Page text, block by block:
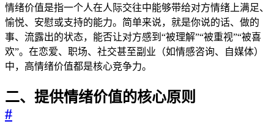
情绪价值是指一个人在人际交往中能够带给对方情绪上满足、
愉悦、安慰或支持的能力。简单来说，就是你说的话、做的
事、流露出的状态，能否让对方感到“被理解”“被重视”“被喜
欢”。在恋爱、职场、社交甚至副业（如情感咨询、自媒体）
中，高情绪价值都是核心竞争力。
二、提供情绪价值的核心原则
#